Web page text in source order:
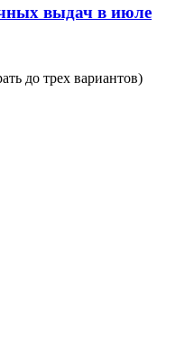
выдач в июле
до трех вариантов)